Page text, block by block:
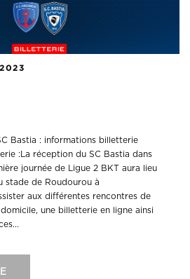
Bastia : informations billetterie
:La réception du SC Bastia dans
journée de Ligue 2 BKT aura lieu
stade de Roudourou à
aux différentes rencontres de
domicile, une billetterie en ligne ainsi